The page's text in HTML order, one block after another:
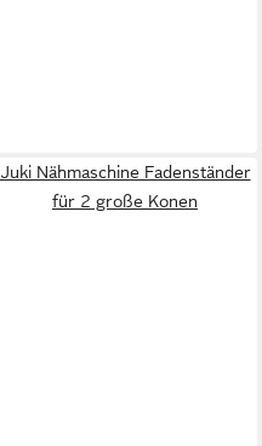
Juki Nähmaschine Fadenständer
für 2 große Konen